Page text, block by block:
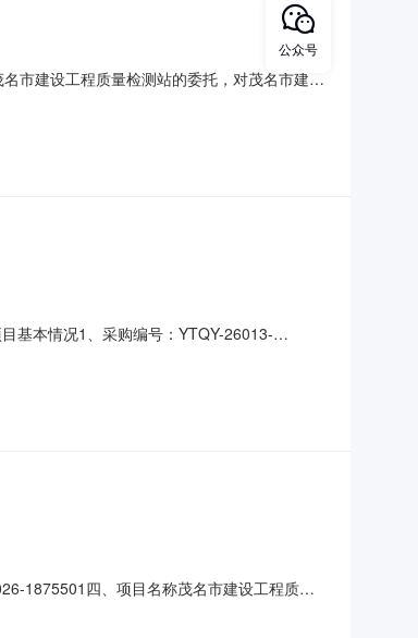
市建设工程质量检测站的委托，对茂名市建设
购编号：YTQY-26013-FZGC四、采购方式：
基本情况1、采购编号：YTQY-26013-
服务要求：1）简要技术要求或采购项目的性
1875501四、项目名称茂名市建设工程质量
序号名称数量(单位)单价
公众号